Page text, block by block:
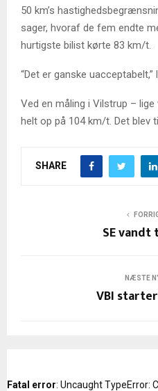
50 km’s
sager, hvoraf de fem endte
hurtigste bilist kørte 83 km/t.
“Det er ganske
Ved en måling i Vilstrup –
helt op på 104 km/t. Det blev
SHARE
SE
NÆSTE
VBI
Fatal error: Uncaught TypeError: